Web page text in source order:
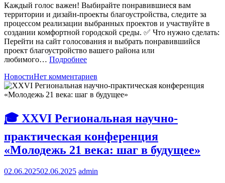
Каждый голос важен! Выбирайте понравившиеся вам
территории и дизайн-проекты благоустройства, следите за
процессом реализации выбранных проектов и участвуйте в
создании комфортной городской среды. ✅ Что нужно сделать:
Перейти на сайт голосования и выбрать понравившийся
проект благоустройство вашего района или
любимого… Подробнее
НовостиНет комментариев
🎓 XXVI Региональная научно-
практическая конференция
«Молодежь 21 века: шаг в будущее»
02.06.202502.06.2025 admin